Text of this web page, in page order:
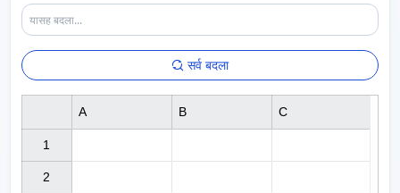
सर्व बदला
1
2
A B C